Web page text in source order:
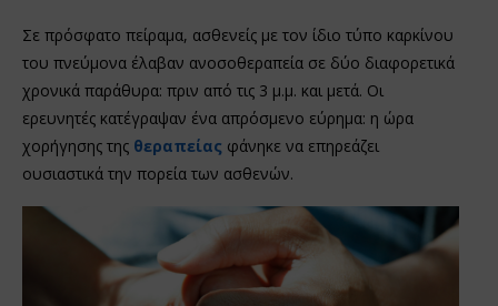
Σε πρόσφατο πείραμα, ασθενείς με τον ίδιο τύπο καρκίνου
του πνεύμονα έλαβαν ανοσοθεραπεία σε δύο διαφορετικά
χρονικά παράθυρα: πριν από τις 3 μ.μ. και μετά. Οι
ερευνητές κατέγραψαν ένα απρόσμενο εύρημα: η ώρα
χορήγησης της θεραπείας φάνηκε να επηρεάζει
ουσιαστικά την πορεία των ασθενών.